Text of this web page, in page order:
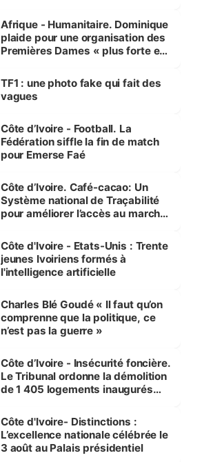
Afrique - Humanitaire. Dominique
plaide pour une organisation des
Premières Dames « plus forte et
sur la scène internationale »
TF1 : une photo fake qui fait des
vagues
Côte d’Ivoire - Football. La
Fédération siffle la fin de match
pour Emerse Faé
Côte d’Ivoire. Café-cacao: Un
Système national de Traçabilité
pour améliorer l’accès au marché
Côte d'Ivoire - Etats-Unis : Trente
jeunes Ivoiriens formés à
l'intelligence artificielle
Charles Blé Goudé « Il faut qu’on
comprenne que la politique, ce
n’est pas la guerre »
Côte d’Ivoire - Insécurité foncière.
Le Tribunal ordonne la démolition
de 1 405 logements inaugurés
Bassam
Côte d'Ivoire- Distinctions :
L’excellence nationale célébrée le
3 août au Palais présidentiel